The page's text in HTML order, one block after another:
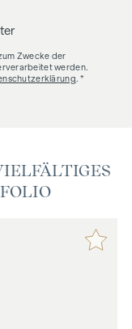
Zwecke der
werden.
. *